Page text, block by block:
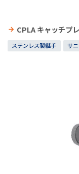
CPLA キャッチプ
ステンレス製継手 サ